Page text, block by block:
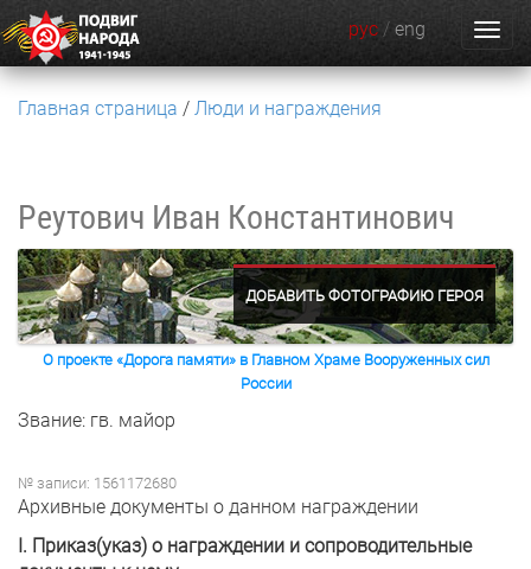
рус / eng
Главная страница Люди и награждения
Реутович Иван Константинович
ДОБАВИТЬ ФОТОГРАФИЮ ГЕРОЯ
О проекте «Дорога памяти» в Главном Храме Вооруженных сил
России
Звание: гв. майор
№ записи: 1561172680
Архивные документы о данном награждении
I. Приказ(указ) о награждении и сопроводительные